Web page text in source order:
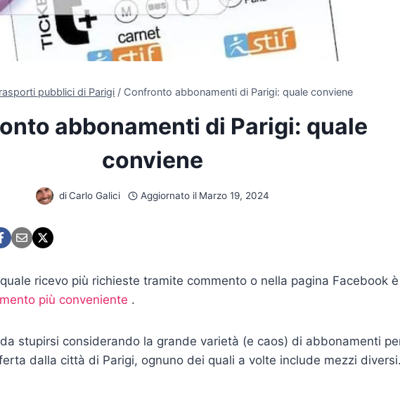
pubblici di Parigi / Confronto abbonamenti di Parigi: quale conviene
abbonamenti di Parigi: quale
conviene
diCarlo Galici Aggiornato il Marzo 19, 2024
quale ricevo più richieste tramite commento o nella pagina Facebook è
più conveniente .
da stupirsi considerando la grande varietà (e caos) di abbonamenti
dalla città di Parigi, ognuno dei quali a volte include mezzi diversi.